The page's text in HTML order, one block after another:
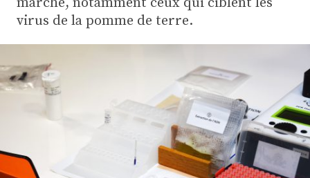
Plus
Abonnez-vous
virus de la pomme de terre.